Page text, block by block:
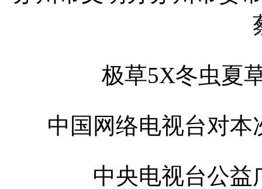
极草5X冬虫夏
中国网络电视台对
中央电视台公益